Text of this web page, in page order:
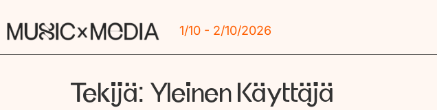
1/10 - 2/10/2026
Tekijä: Yleinen Käyttäjä